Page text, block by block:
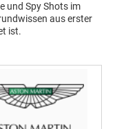
und Spy Shots im
aus erster
ist.